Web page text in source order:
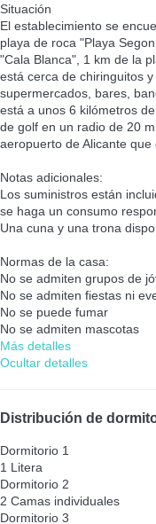
Situación
El establecimiento se
playa de roca "Playa
"Cala Blanca", 1 km de la
está cerca de chiringuitos
supermercados, bares,
está a unos 6 kilómetros
de golf en un radio de 20
aeropuerto de Alicante que
Notas adicionales:
Los suministros están
se haga un consumo
Una cuna y una trona
Normas de la casa:
No se admiten grupos de
No se admiten fiestas ni
No se puede fumar
No se admiten mascotas
Más detalles
Ocultar detalles
Distribución de
Dormitorio 1
1 Litera
Dormitorio 2
2 Camas individuales
Dormitorio 3